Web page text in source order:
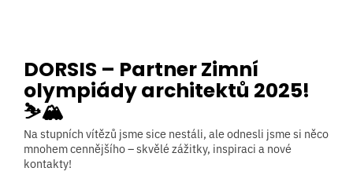
DORSIS – Partner Zimní
olympiády architektů 2025!
⛷️🏔️
Na stupních vítězů jsme sice nestáli, ale odnesli jsme si něco
mnohem cennějšího – skvělé zážitky, inspiraci a nové
kontakty!